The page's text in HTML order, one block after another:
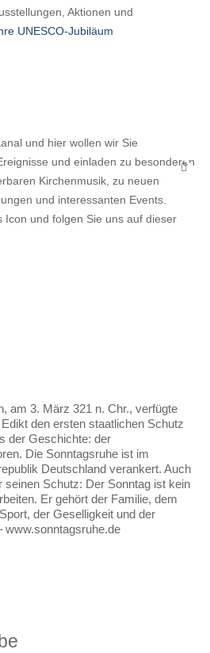
Aktionen und
UNESCO-Jubiläum
und hier wollen wir Sie
und einladen zu besonderen
Kirchenmusik, zu neuen
und interessanten Events.
Icon und folgen Sie uns auf dieser
am 3. März 321 n. Chr., verfügte
den ersten staatlichen Schutz
der Geschichte: der
Die Sonntagsruhe ist im
Deutschland verankert. Auch
seinen Schutz: Der Sonntag ist kein
Er gehört der Familie, dem
der Geselligkeit und der
www.sonntagsruhe.de